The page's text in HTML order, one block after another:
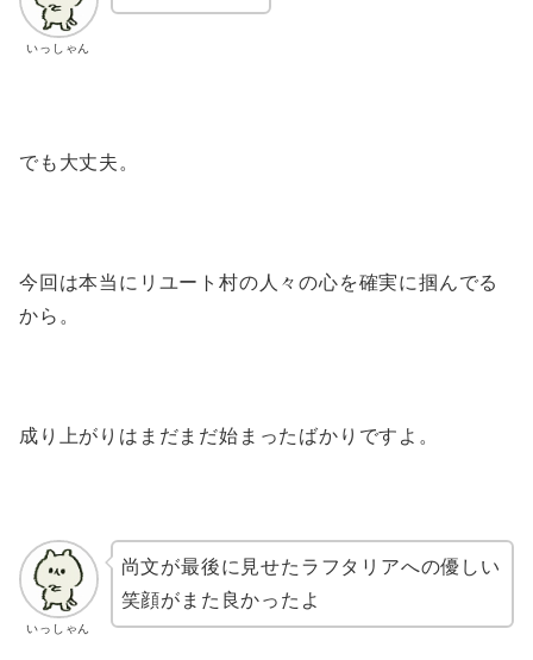
いっしゃん
でも大丈夫。
今回は本当にリユート村の人々の心を確実に掴んでる
から。
成り上がりはまだまだ始まったばかりですよ。
いっしゃん
尚文が最後に見せたラフタリアへの優しい
笑顔がまた良かったよ